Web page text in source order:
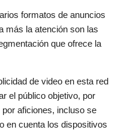
formatos de anuncios
más la atención son las
que ofrece la
de video en esta red
el público objetivo, por
aficiones, incluso se
en cuenta los dispositivos